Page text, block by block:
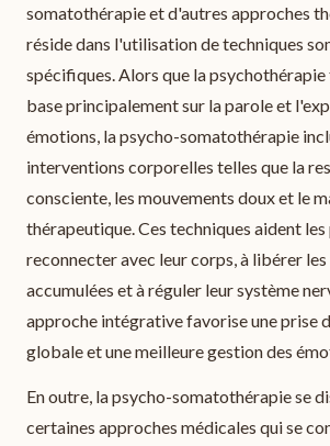
somatothérapie et d'autres approches
réside dans l'utilisation de techniques
spécifiques. Alors que la
base principalement sur la parole et
émotions, la psycho-somatothérapie
interventions corporelles telles que la
consciente, les mouvements doux et le
thérapeutique. Ces techniques aident les
reconnecter avec leur corps, à libérer les
accumulées et à réguler leur système
approche intégrative favorise une prise
globale et une meilleure gestion des
En outre, la psycho-somatothérapie se
certaines approches médicales qui se